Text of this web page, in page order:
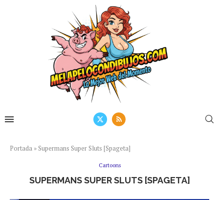
Portada » Supermans Super Sluts [Spageta]
Cartoons
SUPERMANS SUPER SLUTS [SPAGETA]